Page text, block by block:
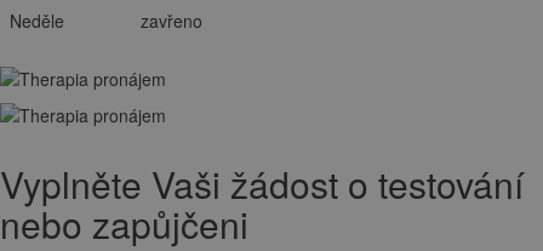
Neděle
zavřeno
Vyplněte Vaši žádost o testování
nebo zapůjčeni